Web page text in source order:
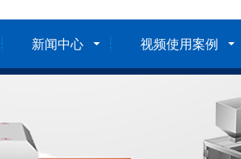
新闻中心 视频使用案例